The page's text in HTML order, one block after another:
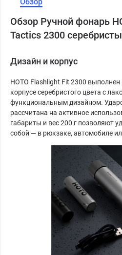
Обзор Ручной фонарь
Tactics 2300
Дизайн и корпус
HOTO Flashlight Fit 2300
корпусе серебристого цвета с
функциональным дизайном.
рассчитана на активное
габариты и вес 200 г позволяют
собой — в рюкзаке, автомобиле